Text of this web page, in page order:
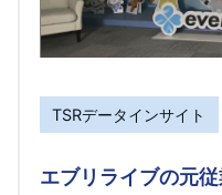
TSRデータインサイト
エブリライブの元